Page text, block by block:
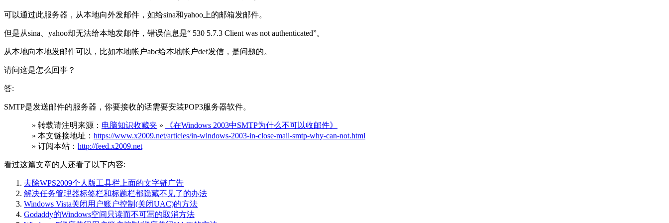
可以通过此服务器，从本地向外发邮件，如给sina和yahoo上的邮箱发邮件。
但是从sina、yahoo却无法给本地发邮件，错误信息是“ 530 5.7.3 Client was not authenticated”。
从本地向本地发邮件可以，比如本地帐户abc给本地帐户def发信，是问题的。
请问这是怎么回事？
答:
SMTP是发送邮件的服务器，你要接收的话需要安装POP3服务器软件。
» 转载请注明来源： 电脑知识收藏夹 »
《在Windows 2003中SMTP为什么不可以收邮件》
» 本文链接地址： https://www.x2009.net/articles/in-windows-2003-in-close-mail-smtp-why-can-not.html
» 订阅本站： http://feed.x2009.net
看过这篇文章的人还看了以下内容:
去除WPS2009个人版工具栏上面的文字链广告
解决任务管理器标签栏和标题栏都隐藏不见了的办法
Windows Vista关闭用户账户控制(关闭UAC)的方法
Godaddy的Windows空间只读而不可写的取消方法